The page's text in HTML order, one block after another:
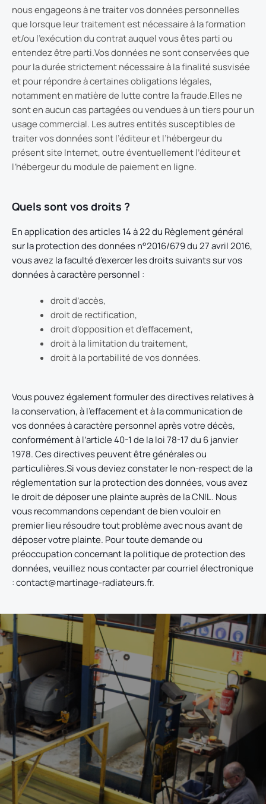
nous engageons à ne traiter vos données personnelles
que lorsque leur traitement est nécessaire à la formation
et/ou l’exécution du contrat auquel vous êtes parti ou
entendez être parti.Vos données ne sont conservées que
pour la durée strictement nécessaire à la finalité susvisée
et pour répondre à certaines obligations légales,
notamment en matière de lutte contre la fraude.Elles ne
sont en aucun cas partagées ou vendues à un tiers pour un
usage commercial. Les autres entités susceptibles de
traiter vos données sont l’éditeur et l’hébergeur du
présent site Internet, outre éventuellement l’éditeur et
l’hébergeur du module de paiement en ligne.
Quels sont vos droits ?
En application des articles 14 à 22 du Règlement général
sur la protection des données n°2016/679 du 27 avril 2016,
vous avez la faculté d’exercer les droits suivants sur vos
données à caractère personnel :
droit d’accès,
droit de rectification,
droit d’opposition et d’effacement,
droit à la limitation du traitement,
droit à la portabilité de vos données.
Vous pouvez également formuler des directives relatives à
la conservation, à l'effacement et à la communication de
vos données à caractère personnel après votre décès,
conformément à l’article 40-1 de la loi 78-17 du 6 janvier
1978. Ces directives peuvent être générales ou
particulières.Si vous deviez constater le non-respect de la
réglementation sur la protection des données, vous avez
le droit de déposer une plainte auprès de la CNIL. Nous
vous recommandons cependant de bien vouloir en
premier lieu résoudre tout problème avec nous avant de
déposer votre plainte. Pour toute demande ou
préoccupation concernant la politique de protection des
données, veuillez nous contacter par courriel électronique
: contact@martinage-radiateurs.fr.